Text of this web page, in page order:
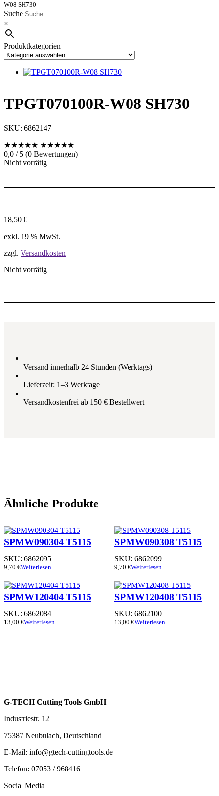
W08 SH730
Suche
×
Produktkategorien
TPGT070100R-W08 SH730
SKU: 6862147
★★★★★ ★★★★★
0,0 / 5 (0 Bewertungen)
Nicht vorrätig
18,50 €
exkl. 19 % MwSt.
zzgl. Versandkosten
Nicht vorrätig
Versand innerhalb 24 Stunden (Werktags)
Lieferzeit: 1–3 Werktage
Versandkostenfrei ab 150 € Bestellwert
Ähnliche Produkte
SPMW090304 T5115
SKU: 6862095
9,70 €Weiterlesen
SPMW090308 T5115
SKU: 6862099
9,70 €Weiterlesen
SPMW120404 T5115
SKU: 6862084
13,00 €Weiterlesen
SPMW120408 T5115
SKU: 6862100
13,00 €Weiterlesen
G-TECH Cutting Tools GmbH
Industriestr. 12
75387 Neubulach, Deutschland
E-Mail: info@gtech-cuttingtools.de
Telefon: 07053 / 968416
Social Media